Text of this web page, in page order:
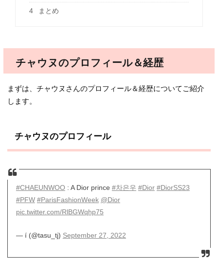
4 まとめ
チャウヌのプロフィール＆経歴
まずは、チャウヌさんのプロフィール＆経歴についてご紹介
します。
チャウヌのプロフィール
#CHAEUNWOO : A Dior prince #차은우 #Dior #DiorSS23
#PFW #ParisFashionWeek @Dior
pic.twitter.com/RlBGWqhp75
— í (@tasu_tj) September 27, 2022